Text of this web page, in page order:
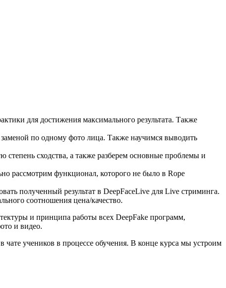
для достижения максимального результата. Также
по одному фото лица. Также научимся выводить
сходства, а также разберем основные проблемы и
рассмотрим функционал, которого не было в Rope
полученный результат в DeepFaceLive для Live стриминга.
соотношения цена/качество.
и принципа работы всех DeepFake программ,
и видео.
чате учеников в процессе обучения. В конце курса мы устроим